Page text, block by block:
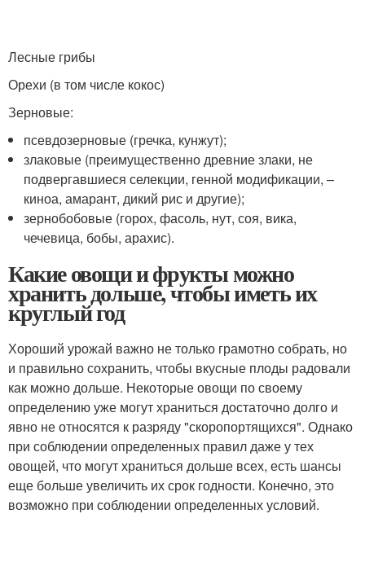
Лесные грибы
Орехи (в том числе кокос)
Зерновые:
псевдозерновые (гречка, кунжут);
злаковые (преимущественно древние злаки, не
подвергавшиеся селекции, генной модификации, –
киноа, амарант, дикий рис и другие);
зернобобовые (горох, фасоль, нут, соя, вика,
чечевица, бобы, арахис).
Какие овощи и фрукты можно
хранить дольше, чтобы иметь их
круглый год
Хороший урожай важно не только грамотно собрать, но
и правильно сохранить, чтобы вкусные плоды радовали
как можно дольше. Некоторые овощи по своему
определению уже могут храниться достаточно долго и
явно не относятся к разряду "скоропортящихся". Однако
при соблюдении определенных правил даже у тех
овощей, что могут храниться дольше всех, есть шансы
еще больше увеличить их срок годности. Конечно, это
возможно при соблюдении определенных условий.